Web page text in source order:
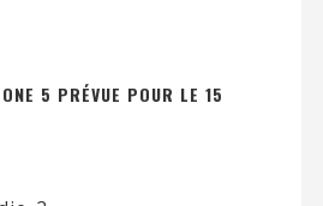
5 PRÉVUE POUR LE 15